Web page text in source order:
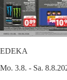
EDEKA
Mo. 3.8. - Sa.